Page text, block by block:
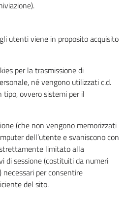
utenti viene in proposito acquisito
per la trasmissione di
né vengono utilizzati c.d.
ovvero sistemi per il
(che non vengono memorizzati
dell’utente e svaniscono con
limitato alla
di sessione (costituiti da numeri
per consentire
del sito.